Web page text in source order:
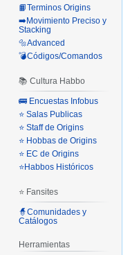
📙Terminos Origins
➡️Movimiento Preciso y
Stacking
🔩Advanced
💣Códigos/Comandos
📚 Cultura Habbo
🚌 Encuestas Infobus
⭐ Salas Publicas
⭐ Staff de Origins
⭐ Hobbas de Origins
⭐ EC de Origins
⭐Habbos Históricos
⭐ Fansites
🧙Comunidades y
Catálogos
Herramientas